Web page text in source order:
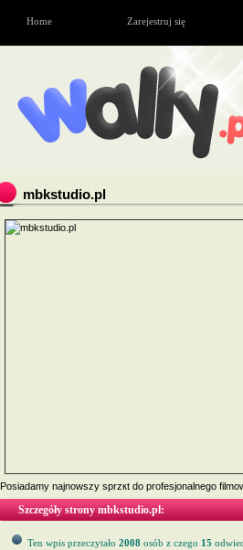
Home Zarejestruj się
mbkstudio.pl
Posiadamy najnowszy sprzкt do profesjonalnego
Szczegóły strony mbkstudio.pl:
Ten wpis przeczytało 2008 osób z czego 15